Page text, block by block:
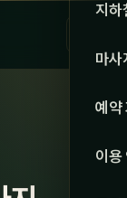
서울
강원·
지하
마사
관리
스
예약
이용